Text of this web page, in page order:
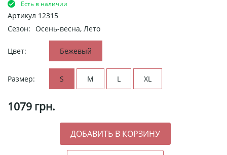
Есть в наличии
Артикул 12315
Сезон: Осень-весна, Лето
Цвет: Бежевый
Размер: S M L XL
1079 грн.